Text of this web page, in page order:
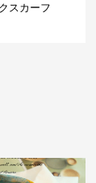
スカーフ